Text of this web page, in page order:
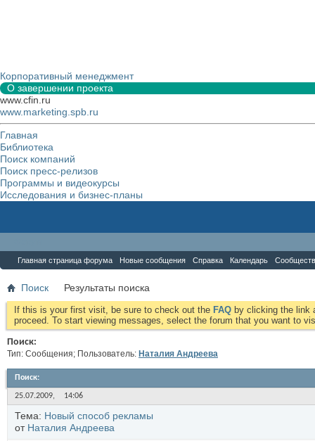
Корпоративный менеджмент
О завершении проекта
www.cfin.ru
www.marketing.spb.ru
Главная
Библиотека
Поиск компаний
Поиск пресс-релизов
Программы и видеокурсы
Исследования и бизнес-планы
Главная страница форума Новые сообщения Справка Календарь
Поиск Результаты поиска
If this is your first visit, be sure to check out the FAQ by clicking the link
proceed. To start viewing messages, select the forum that you want to
Поиск:
Тип: Сообщения; Пользователь: Наталия Андреева
Поиск:
25.07.2009, 14:06
Тема: Новый способ рекламы
от Наталия Андреева